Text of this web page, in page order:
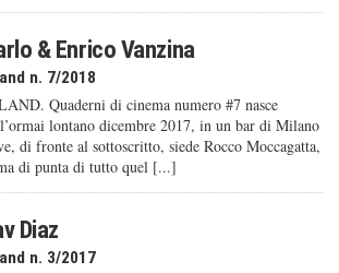
& Enrico Vanzina
n. 7/2018
Quaderni di cinema numero #7 nasce
lontano dicembre 2017, in un bar di Milano
di fronte al sottoscritto, siede Rocco Moccagatta,
di punta di tutto quel [...]
Diaz
n. 3/2017